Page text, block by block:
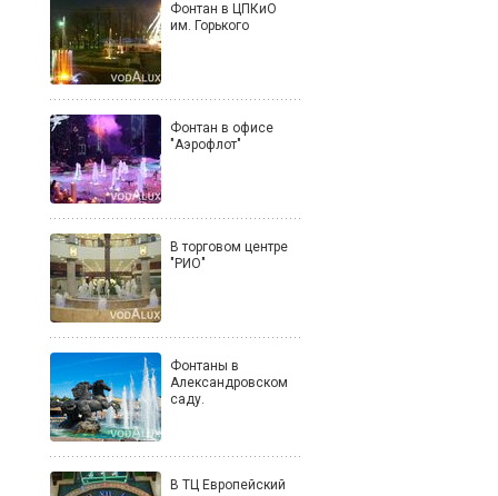
Фонтан в ЦПКиО
им. Горького
Фонтан в офисе
"Аэрофлот"
В торговом центре
"РИО"
Фонтаны в
Александровском
саду.
В ТЦ Европейский